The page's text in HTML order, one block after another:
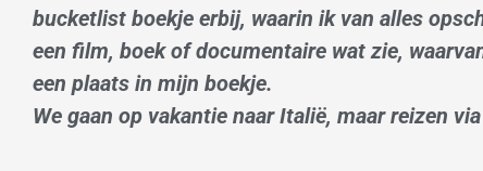
bucketlist boekje erbij, waarin ik van alles
een film, boek of documentaire wat zie,
een plaats in mijn boekje.
We gaan op vakantie naar Italië, maar reizen